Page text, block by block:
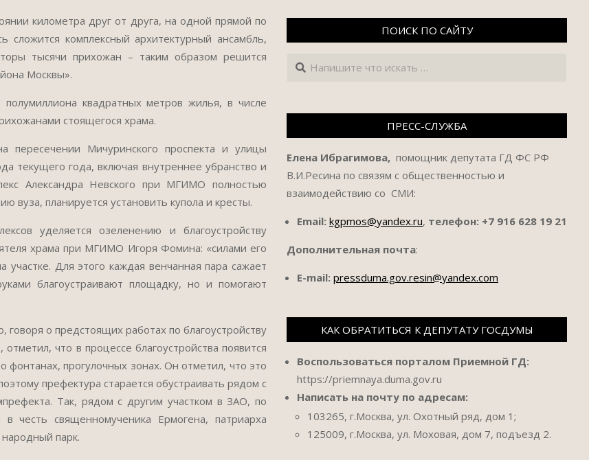
километра друг от друга, на одной прямой по
комплексный архитектурный ансамбль,
тысячи прихожан – таким образом решится
Москвы».
квадратных метров жилья, в числе
стоящегося храма.
Мичуринского проспекта и улицы
текущего года, включая внутреннее убранство и
Александра Невского при МГИМО полностью
вуза, планируется установить купола и кресты.
уделяется озеленению и благоустройству
храма при МГИМО Игоря Фомина: «силами его
Для этого каждая венчанная пара сажает
благоустраивают площадку, но и помогают
о предстоящих работах по благоустройству
что в процессе благоустройства появится
прогулочных зонах. Он отметил, что это
префектура старается обустраивать рядом с
Так, рядом с другим участком в ЗАО, по
честь священномученика Ермогена, патриарха
парк.
ПОИСК ПО САЙТУ
Поиск
ПРЕСС-СЛУЖБА
Елена Ибрагимова, помощник депутата ГД ФС РФ
В.И.Ресина по связям с общественностью и
взаимодействию со СМИ:
Email: kgpmos@yandex.ru, телефон: +7 916 628 19 21
Дополнительная почта:
E-mail: pressduma.gov.resin@yandex.com
КАК ОБРАТИТЬСЯ К ДЕПУТАТУ ГОСДУМЫ
Воспользоваться порталом Приемной ГД:
https://priemnaya.duma.gov.ru
Написать на почту по адресам:
103265, г.Москва, ул. Охотный ряд, дом 1;
125009, г.Москва, ул. Моховая, дом 7, подъезд 2.